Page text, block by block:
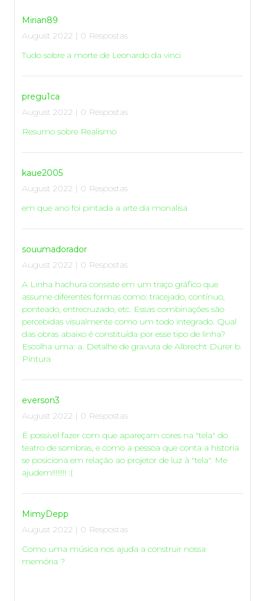
Mirian89
August 2022 | 0 Respostas
Tudo sobre a morte de Leonardo da vinci
pregu1ca
August 2022 | 0 Respostas
Resumo sobre Realismo
kaue2005
August 2022 | 0 Respostas
em que ano foi pintada a arte da monalisa
souumadorador
August 2022 | 0 Respostas
A Linha hachura consiste em um traço gráfico que
assume diferentes formas como: tracejado, contínuo,
ponteado, entrecruzado, etc. Essas combinações são
percebidas visualmente como um todo integrado. Qual
das obras abaixo é constituída por esse tipo de linha?
Escolha uma: a. Detalhe de gravura de Albrecht Durer b.
Pintura
everson3
August 2022 | 0 Respostas
É possivel fazer com que apareçam cores na "tela" do
teatro de sombras, e como a pessoa que conta a historia
se posiciona em relação ao projetor de luz à "tela". Me
ajudem!!!!!!!! :(
MimyDepp
August 2022 | 0 Respostas
Como uma música nos ajuda a construir nossa
memória ?